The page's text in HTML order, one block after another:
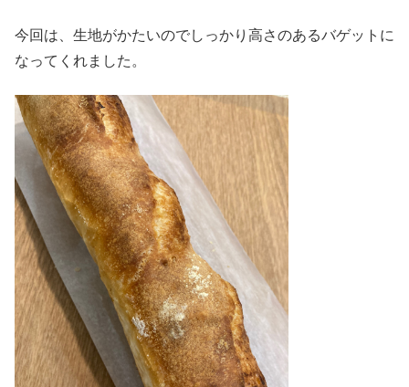
今回は、生地がかたいのでしっかり高さのあるバゲットに
なってくれました。